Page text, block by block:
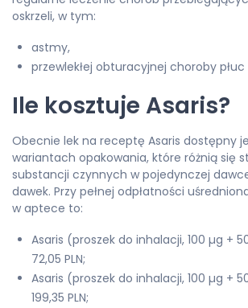
oskrzeli, w tym:
astmy,
przewlekłej obturacyjnej choroby płuc
Ile kosztuje Asaris?
Obecnie lek na receptę Asaris dostępny
wariantach opakowania, które różnią się
substancji czynnych w pojedynczej
dawek. Przy pełnej odpłatności
w aptece to:
Asaris (proszek do inhalacji, 100 µg +
72,05 PLN;
Asaris (proszek do inhalacji, 100 µg +
199,35 PLN;